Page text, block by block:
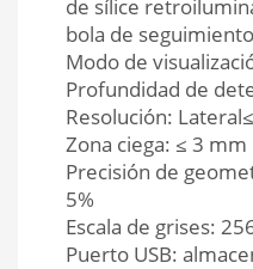
de sílice
bola de seguimiento
Modo de
Profundidad de
Resolución:
Zona ciega: ≤ 3 mm
Precisión de
5%
Escala de grises:
Puerto USB: